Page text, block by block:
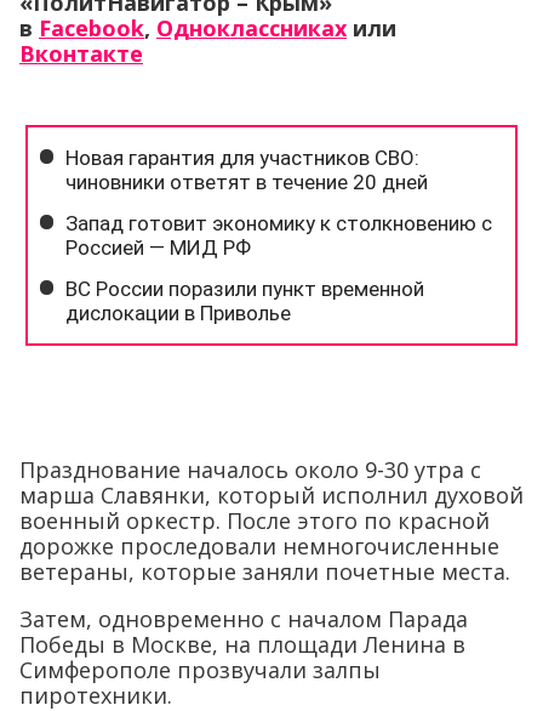
в Facebook, Одноклассниках или
Вконтакте
Празднование началось около 9-30 утра с
марша Славянки, который исполнил духовой
военный оркестр. После этого по красной
дорожке проследовали немногочисленные
ветераны, которые заняли почетные места.
Затем, одновременно с началом Парада
Победы в Москве, на площади Ленина в
Симферополе прозвучали залпы
пиротехники.